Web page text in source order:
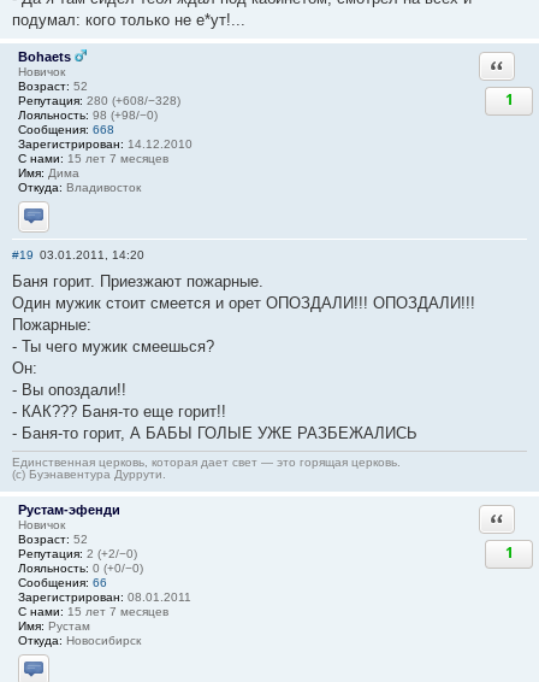
подумал: кого только не е*ут!...
Bohaets
Новичок
Возраст: 52
Репутация: 280 (+608/−328)
Лояльность: 98 (+98/−0)
Сообщения: 668
Зарегистрирован: 14.12.2010
С нами: 15 лет 7 месяцев
Имя: Дима
Откуда: Владивосток
Отправить личное сообщение
1
#19 03.01.2011, 14:20
Баня горит. Приезжают пожарные.
Один мужик стоит смеется и орет ОПОЗДАЛИ!!! ОПОЗДАЛИ!!!
Пожарные:
- Ты чего мужик смеешься?
Он:
- Вы опоздали!!
- КАК??? Баня-то еще горит!!
- Баня-то горит, А БАБЫ ГОЛЫЕ УЖЕ РАЗБЕЖАЛИСЬ
Единственная церковь, которая дает свет — это горящая церковь.
(с) Буэнавентура Дуррути.
Рустам-эфенди
Новичок
Возраст: 52
Репутация: 2 (+2/−0)
Лояльность: 0 (+0/−0)
Сообщения: 66
Зарегистрирован: 08.01.2011
С нами: 15 лет 7 месяцев
Имя: Рустам
Откуда: Новосибирск
1